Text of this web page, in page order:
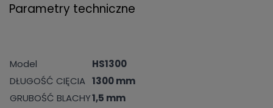
Parametry techniczne
Model
HS1300
DŁUGOŚĆ CIĘCIA 1300 mm
GRUBOŚĆ BLACHY1,5 mm